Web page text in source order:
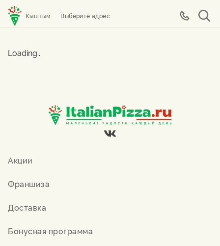
Кыштым Выберите адрес
Loading...
Акции
Франшиза
Доставка
Бонусная программа